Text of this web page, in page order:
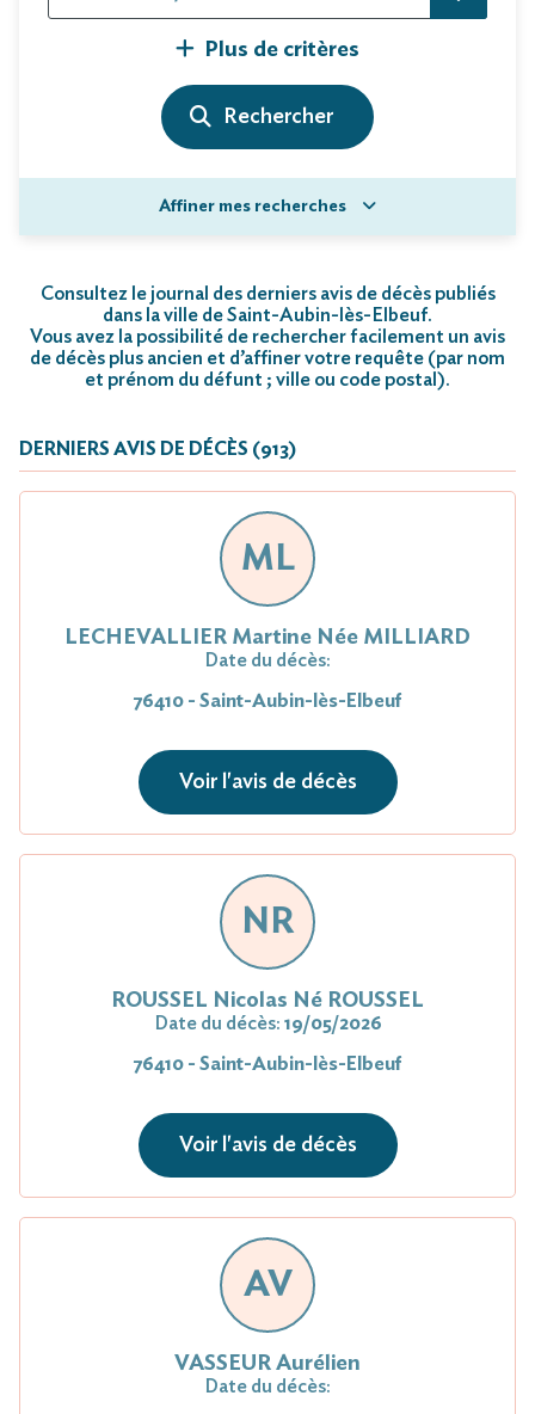
Plus de critères
Affiner mes recherches
Consultez le journal des derniers avis de décès publiés
dans la ville de Saint-Aubin-lès-Elbeuf.
Vous avez la possibilité de rechercher facilement un avis
de décès plus ancien et d’affiner votre requête (par nom
et prénom du défunt ; ville ou code postal).
DERNIERS AVIS DE DÉCÈS (913)
ML
LECHEVALLIER Martine Née MILLIARD
Date du décès:
76410 - Saint-Aubin-lès-Elbeuf
Voir l'avis de décès
NR
ROUSSEL Nicolas Né ROUSSEL
Date du décès: 19/05/2026
76410 - Saint-Aubin-lès-Elbeuf
Voir l'avis de décès
AV
VASSEUR Aurélien
Date du décès: